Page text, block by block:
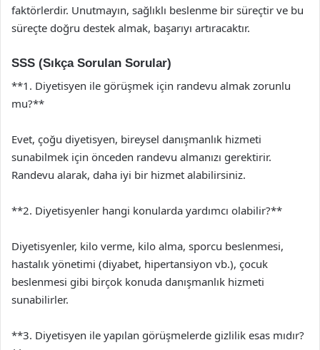
faktörlerdir. Unutmayın, sağlıklı beslenme bir süreçtir ve bu
süreçte doğru destek almak, başarıyı artıracaktır.
SSS (Sıkça Sorulan Sorular)
**1. Diyetisyen ile görüşmek için randevu almak zorunlu
mu?**
Evet, çoğu diyetisyen, bireysel danışmanlık hizmeti
sunabilmek için önceden randevu almanızı gerektirir.
Randevu alarak, daha iyi bir hizmet alabilirsiniz.
**2. Diyetisyenler hangi konularda yardımcı olabilir?**
Diyetisyenler, kilo verme, kilo alma, sporcu beslenmesi,
hastalık yönetimi (diyabet, hipertansiyon vb.), çocuk
beslenmesi gibi birçok konuda danışmanlık hizmeti
sunabilirler.
**3. Diyetisyen ile yapılan görüşmelerde gizlilik esas mıdır?